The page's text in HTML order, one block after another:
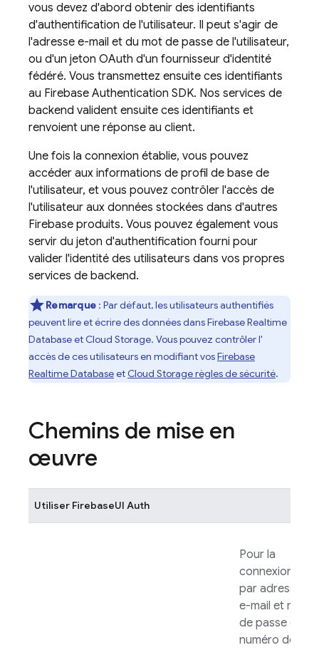
vous devez d'abord obtenir des identifiants
d'authentification de l'utilisateur. Il peut s'agir de
l'adresse e-mail et du mot de passe de l'utilisateur,
ou d'un jeton OAuth d'un fournisseur d'identité
fédéré. Vous transmettez ensuite ces identifiants
au Firebase Authentication SDK. Nos services de
backend valident ensuite ces identifiants et
renvoient une réponse au client.
Une fois la connexion établie, vous pouvez
accéder aux informations de profil de base de
l'utilisateur, et vous pouvez contrôler l'accès de
l'utilisateur aux données stockées dans d'autres
Firebase produits. Vous pouvez également vous
servir du jeton d'authentification fourni pour
valider l'identité des utilisateurs dans vos propres
services de backend.
Remarque : Par défaut, les utilisateurs authentifiés
peuvent lire et écrire des données dansFirebase Realtime
Databaseet Cloud Storage. Vous pouvez contrôler l'
accès de ces utilisateurs en modifiant vosFirebase
Realtime Databaseet Cloud Storagerègles de sécurité.
Chemins de mise en
œuvre
Utiliser FirebaseUI Auth
Pour la
connexion
par adresse
e-mail et mot
de passe ou
numéro de